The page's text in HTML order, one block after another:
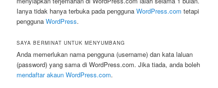
Ianya tidak hanya terbuka pada penggunaWordPress.com tetapi
penggunaWordPress.
SAYA BERMINAT UNTUK MENYUMBANG
Anda memerlukan nama pengguna (username) dan kata laluan
(password) yang sama di WordPress.com. Jika tiada, anda boleh
mendaftar akaun WordPress.com.